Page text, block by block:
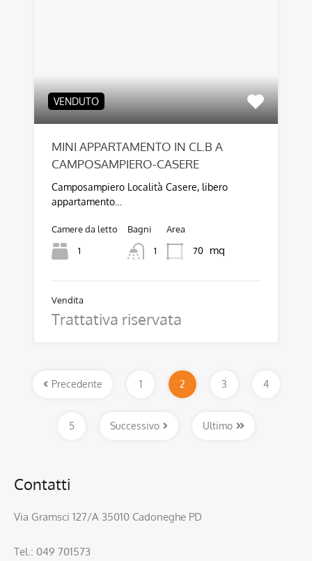
VENDUTO
MINI APPARTAMENTO IN CL.B A
CAMPOSAMPIERO-CASERE
Camposampiero Località Casere, libero
appartamento…
Camere da letto
1
Bagni
1
Area
70
mq
Vendita
Trattativa riservata
Precedente 1 2 3 4
5 Successivo Ultimo
Contatti
Via Gramsci 127/A 35010 Cadoneghe PD
Tel.: 049 701573